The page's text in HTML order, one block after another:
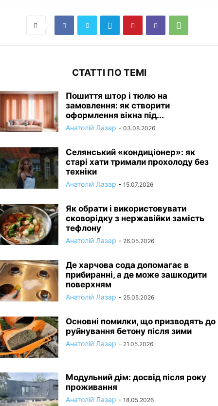
СТАТТІ ПО ТЕМІ
Пошиття штор і тюлю на
замовлення: як створити
оформлення вікна під...
Анатолій Лазар - 03.08.2026
Селянський «кондиціонер»: як
старі хати тримали прохолоду без
техніки
Анатолій Лазар - 15.07.2026
Як обрати і використовувати
сковорідку з нержавійки замість
тефлону
Анатолій Лазар - 26.05.2026
Де харчова сода допомагає в
прибиранні, а де може зашкодити
поверхням
Анатолій Лазар - 25.05.2026
Основні помилки, що призводять до
руйнування бетону після зими
Анатолій Лазар - 21.05.2026
Модульний дім: досвід після року
проживання
Анатолій Лазар - 18.05.2026